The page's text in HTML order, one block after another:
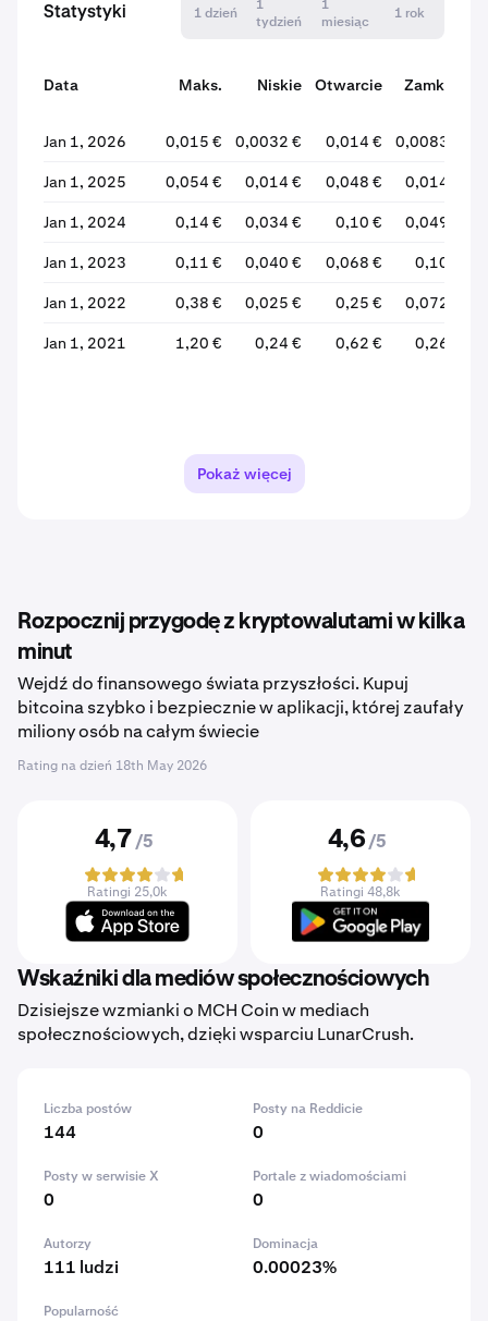
Statystyki 1 dzień
1
tydzień
1
miesiąc
1 rok
Data Maks. Niskie Otwarcie Zamknij
Jan 1, 2026 0,015 € 0,0032 € 0,014 € 0,0083 €
Jan 1, 2025 0,054 € 0,014 € 0,048 € 0,014 €
Jan 1, 2024 0,14 € 0,034 € 0,10 € 0,049 €
Jan 1, 2023 0,11 € 0,040 € 0,068 € 0,10 €
Jan 1, 2022 0,38 € 0,025 € 0,25 € 0,072 €
Jan 1, 2021 1,20 € 0,24 € 0,62 € 0,26 €
Pokaż więcej
Rozpocznij przygodę z kryptowalutami w kilka
minut
Wejdź do finansowego świata przyszłości. Kupuj
bitcoina szybko i bezpiecznie w aplikacji, której zaufały
miliony osób na całym świecie
Rating na dzień 18th May 2026
4,7 /5
Ratingi 25,0k
4,6 /5
Ratingi 48,8k
Wskaźniki dla mediów społecznościowych
Dzisiejsze wzmianki o MCH Coin w mediach
społecznościowych, dzięki wsparciu LunarCrush.
Liczba postów
144
Posty na Reddicie
0
Posty w serwisie X
0
Portale z wiadomościami
0
Autorzy
111 ludzi
Dominacja
0.00023%
Popularność